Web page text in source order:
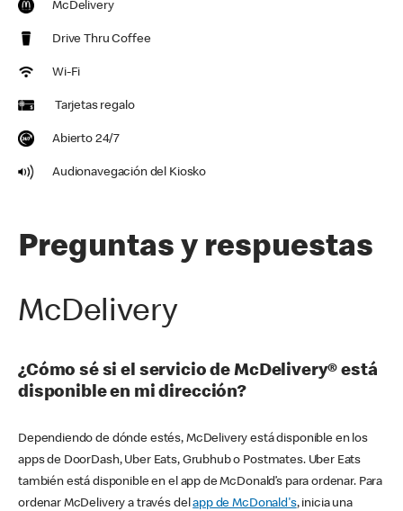
McDelivery
Drive Thru Coffee
Wi-Fi
Tarjetas regalo
Abierto 24/7
Audionavegación del Kiosko
Preguntas y respuestas
McDelivery
¿Cómo sé si el servicio de McDelivery® está
disponible en mi dirección?
Dependiendo de dónde estés, McDelivery está disponible en los
apps de DoorDash, Uber Eats, Grubhub o Postmates. Uber Eats
también está disponible en el app de McDonald’s para ordenar. Para
ordenar McDelivery a través delapp de McDonald's, inicia una